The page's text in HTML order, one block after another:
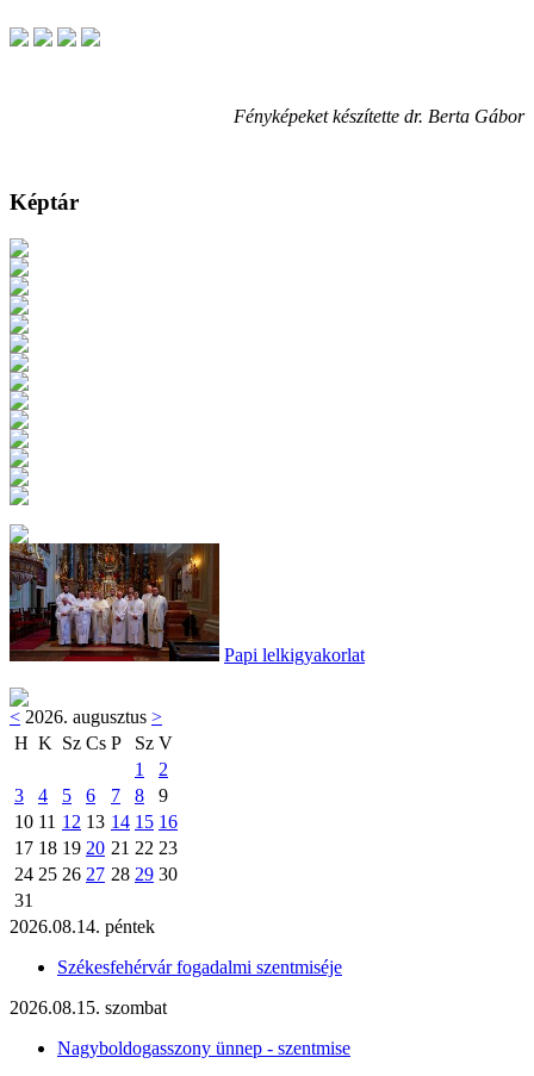
Fényképeket készítette dr. Berta Gábor
Képtár
Papi lelkigyakorlat
< 2026. augusztus >
H K Sz Cs P Sz V
1
2
3
4 5 6 7 8
9
10 11 12 13 14 15 16
17 18 19 20 21 22 23
24 25 26 27 28 29 30
31
2026.08.14. péntek
Székesfehérvár fogadalmi szentmiséje
2026.08.15. szombat
Nagyboldogasszony ünnep - szentmise